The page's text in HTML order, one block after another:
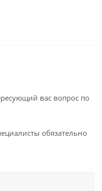
вас вопрос по
обязательно